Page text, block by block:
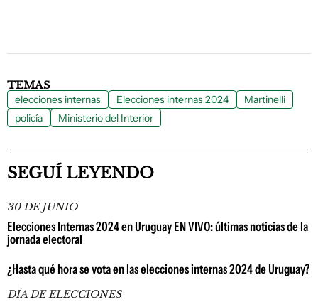
TEMAS
elecciones internas Elecciones internas 2024
Martinelli
policía
Ministerio del Interior
SEGUÍ LEYENDO
30 DE JUNIO
Elecciones Internas 2024 en Uruguay EN VIVO: últimas noticias de la
jornada electoral
¿Hasta qué hora se vota en las elecciones internas 2024 de Uruguay?
DÍA DE ELECCIONES